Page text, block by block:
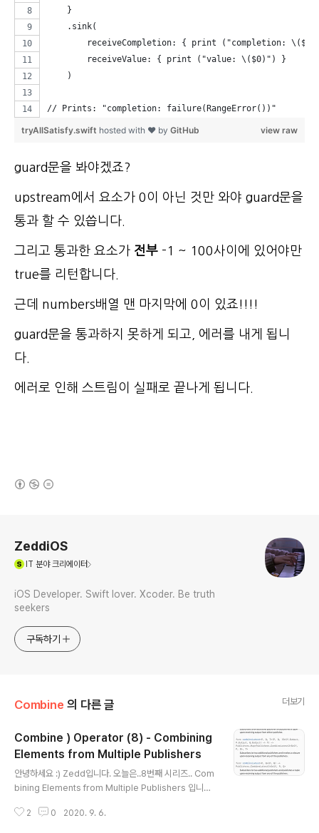
    }
    .sink(
receiveCompletion: { print ("completion:
        receiveValue: { print ("value: \($0)") }
    )
// Prints: "completion: failure(RangeError())"
view raw
tryAllSatisfy.swift hosted with ❤ by GitHub
guard문을 봐야겠죠?
upstream에서 요소가 0이 아닌 것만 와야 guard문을
통과 할 수 있씁니다.
그리고 통과한 요소가 전부 -1 ~ 100사이에 있어야만
true를 리턴합니다.
근데 numbers배열 맨 마지막에 0이 있죠!!!!
guard문을 통과하지 못하게 되고, 에러를 내게 됩니
다.
에러로 인해 스트림이 실패로 끝나게 됩니다.
ZeddiOS
IT 분야 크리에이터
iOS Developer. Swift lover. Xcoder. Be truth
seekers
구독하기
Combine 의 다른 글 더보기
Combine ) Operator (8) - Combining
Elements from Multiple Publishers
안녕하세요 :) Zedd입니다. 오늘은..8번째 시리즈.. Com
bining Elements from Multiple Publishers 입니다.
개입니다. 이 전 시리즈들을 보시려면 여기를 참고해주세
2 0 2020. 9. 6.